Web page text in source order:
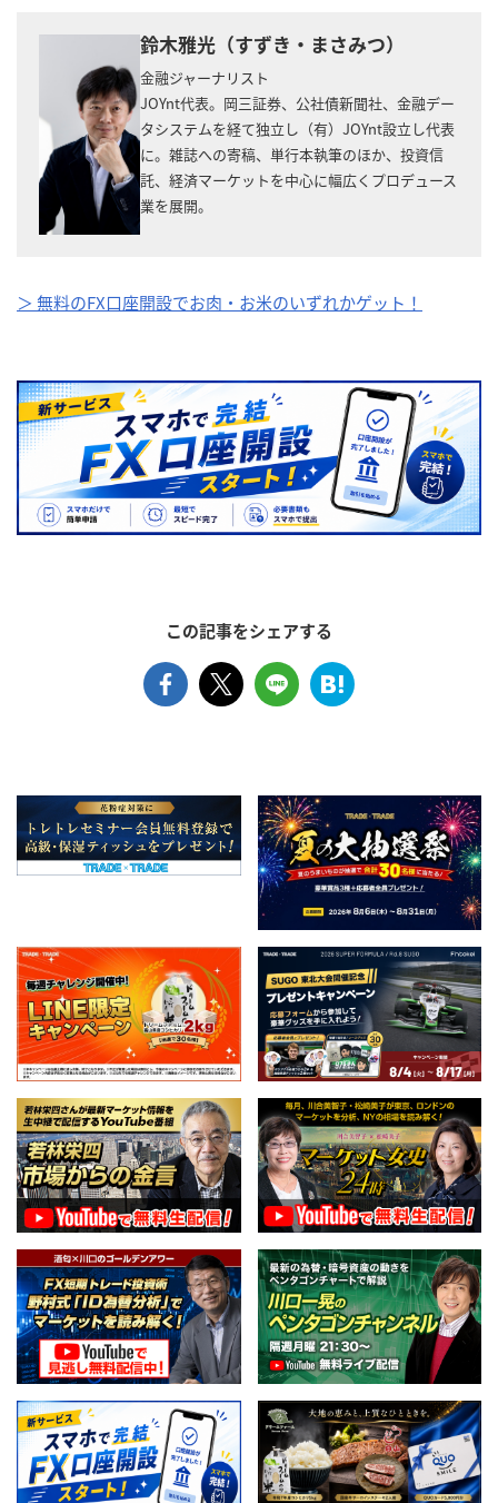
鈴木雅光（すずき・まさみつ）
金融ジャーナリスト
JOYnt代表。岡三証券、公社債新聞社、金融デー
タシステムを経て独立し（有）JOYnt設立し代表
に。雑誌への寄稿、単行本執筆のほか、投資信
託、経済マーケットを中心に幅広くプロデュース
業を展開。
＞ 無料のFX口座開設でお肉・お米のいずれかゲット！
この記事をシェアする